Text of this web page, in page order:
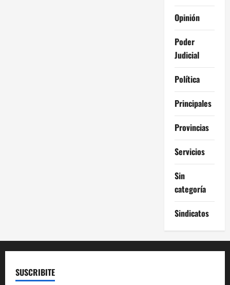
Opinión
Poder
Judicial
Política
Principales
Provincias
Servicios
Sin
categoría
Sindicatos
SUSCRIBITE